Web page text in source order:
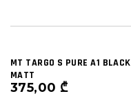
MT TARGO S PURE A1 BLACK
MATT
375,00 ₾